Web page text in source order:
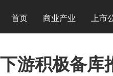
首页 商业产业 上市
游积极备库